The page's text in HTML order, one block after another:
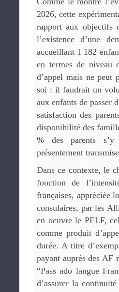
2026, cette
rapport aux objectifs
l’existence d’une
accueillant 1 182
en termes de niveau
d’appel mais ne peut
soi : il faudrait un
aux enfants de passer
satisfaction des
disponibilité des
% des parents s’y
présentement
Dans ce contexte, le
fonction de
françaises, appréciée
consulaires, par les
en oeuvre le PELF,
comme produit
durée. A titre
payant auprès des AF
“Pass ado langue
d’assurer la